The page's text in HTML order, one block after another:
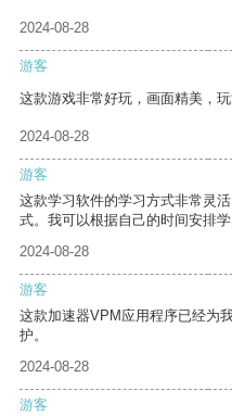
2024-08-28
游客
这款游戏非常好玩，画面精美，玩
2024-08-28
游客
这款学习软件的学习方式非常灵
式。我可以根据自己的时间安排学
2024-08-28
游客
这款加速器VPM应用程序已经为
护。
2024-08-28
游客